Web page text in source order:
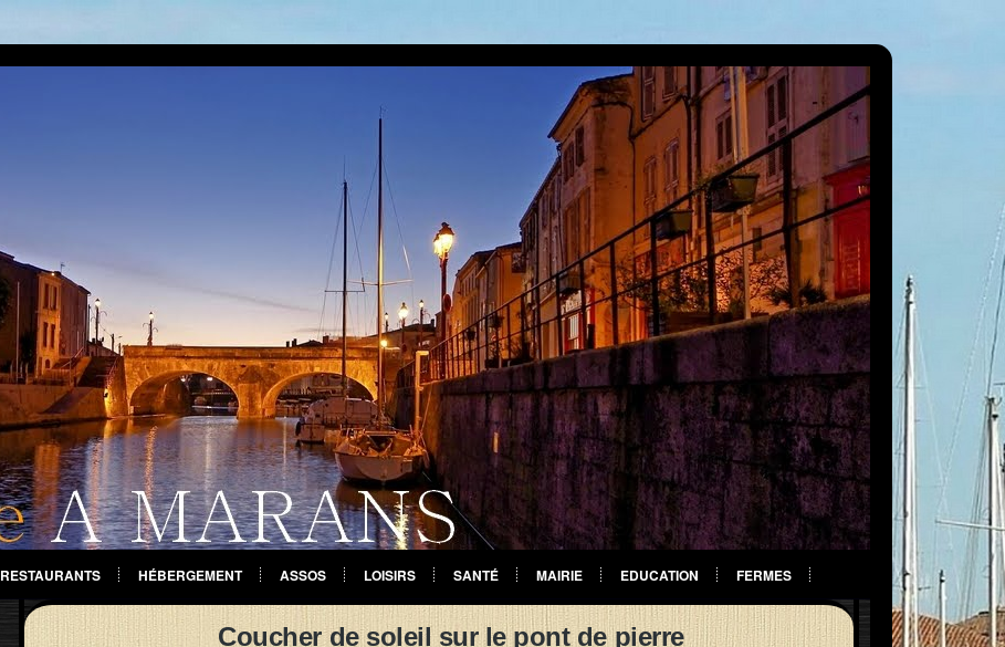
RESTAURANTS HÉBERGEMENT ASSOS LOISIRS SANTÉ MAIRIE EDUCATION FERMES
Coucher de soleil sur le pont de pierre